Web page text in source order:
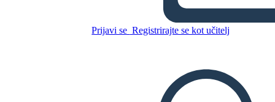
Prijavi se Registrirajte se kot učitelj
Kopirajte to snemalno knjigo
USTVARITE SNEMALNO KNJIGO
PREBERI MI